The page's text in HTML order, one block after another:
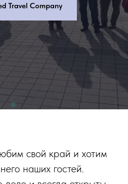
Travel Company
свой край и хотим
наших гостей.